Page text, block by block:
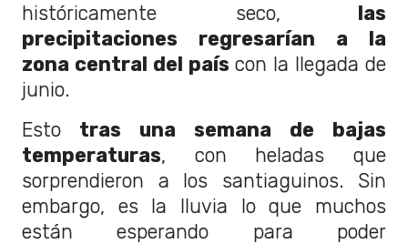
históricamente seco, las
precipitaciones regresarían a la
zona central del país con la llegada de
junio.
Esto tras una semana de bajas
temperaturas, con heladas que
sorprendieron a los santiaguinos. Sin
embargo, es la lluvia lo que muchos
están esperando para poder